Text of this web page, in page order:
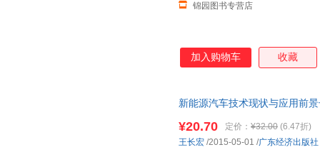
锦园图书专营店
加入购物车 收藏
新能源汽车技术现状与应用前
¥20.70 定价： ¥32.00 (6.47折)
王长宏 /2015-05-01 /广东经济出版社